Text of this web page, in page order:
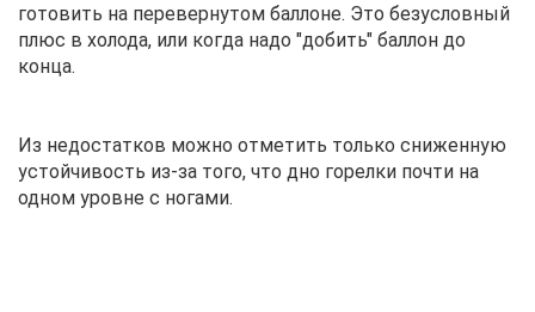
готовить на перевернутом баллоне. Это безусловный
плюс в холода, или когда надо "добить" баллон до
конца.
Из недостатков можно отметить только сниженную
устойчивость из-за того, что дно горелки почти на
одном уровне с ногами.